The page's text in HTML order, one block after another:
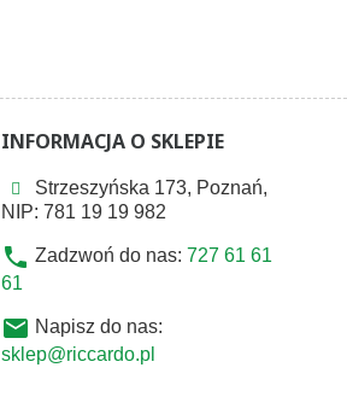
INFORMACJA O SKLEPIE
Strzeszyńska 173, Poznań,
NIP: 781 19 19 982
phone Zadzwoń do nas: 727 61 61
61
email Napisz do nas:
sklep@riccardo.pl